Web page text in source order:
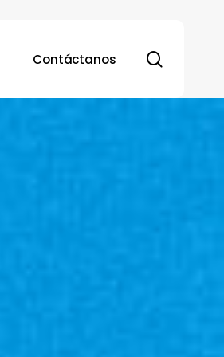
Contáctanos